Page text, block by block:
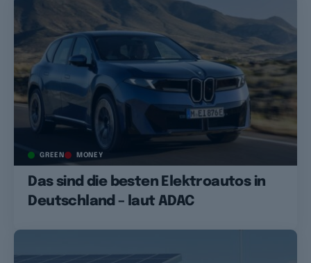
GREEN MONEY
Das sind die besten Elektroautos in
Deutschland – laut ADAC